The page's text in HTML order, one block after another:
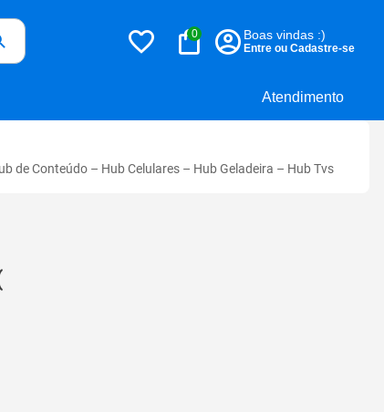
Atendimento
0 Boas vindas :)
Entre ou Cadastre-se
de Conteúdo – Hub Celulares – Hub Geladeira – Hub Tvs